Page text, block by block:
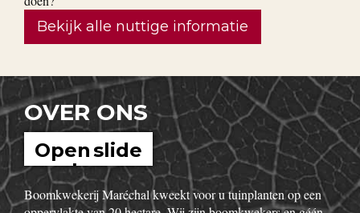
Bekijk alle nuttige informatie
OVER ONS
Open slide
show
Boomkwekerij Maréchal kweekt voor u tuinplanten op een